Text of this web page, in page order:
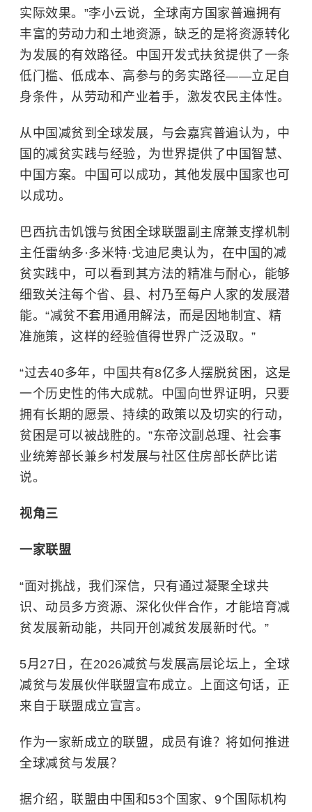
实际效果。”李小云说，全球南方国家普遍拥有
丰富的劳动力和土地资源，缺乏的是将资源转化
为发展的有效路径。中国开发式扶贫提供了一条
低门槛、低成本、高参与的务实路径——立足自
身条件，从劳动和产业着手，激发农民主体性。
从中国减贫到全球发展，与会嘉宾普遍认为，中
国的减贫实践与经验，为世界提供了中国智慧、
中国方案。中国可以成功，其他发展中国家也可
以成功。
巴西抗击饥饿与贫困全球联盟副主席兼支撑机制
主任雷纳多·多米特·戈迪尼奥认为，在中国的减
贫实践中，可以看到其方法的精准与耐心，能够
细致关注每个省、县、村乃至每户人家的发展潜
能。“减贫不套用通用解法，而是因地制宜、精
准施策，这样的经验值得世界广泛汲取。”
“过去40多年，中国共有8亿多人摆脱贫困，这是
一个历史性的伟大成就。中国向世界证明，只要
拥有长期的愿景、持续的政策以及切实的行动，
贫困是可以被战胜的。”东帝汶副总理、社会事
业统筹部长兼乡村发展与社区住房部长萨比诺
说。
视角三
一家联盟
“面对挑战，我们深信，只有通过凝聚全球共
识、动员多方资源、深化伙伴合作，才能培育减
贫发展新动能，共同开创减贫发展新时代。”
5月27日，在2026减贫与发展高层论坛上，全球
减贫与发展伙伴联盟宣布成立。上面这句话，正
来自于联盟成立宣言。
作为一家新成立的联盟，成员有谁？将如何推进
全球减贫与发展？
据介绍，联盟由中国和53个国家、9个国际机构